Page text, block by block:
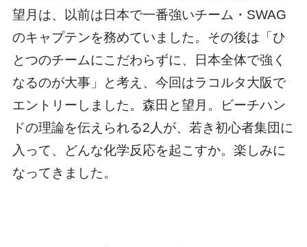
望月は、以前は日本で一番強いチーム・SWAG
のキャプテンを務めていました。その後は「ひ
とつのチームにこだわらずに、日本全体で強く
なるのが大事」と考え、今回はラコルタ大阪で
エントリーしました。森田と望月。ビーチハン
ドの理論を伝えられる2人が、若き初心者集団に
入って、どんな化学反応を起こすか。楽しみに
なってきました。